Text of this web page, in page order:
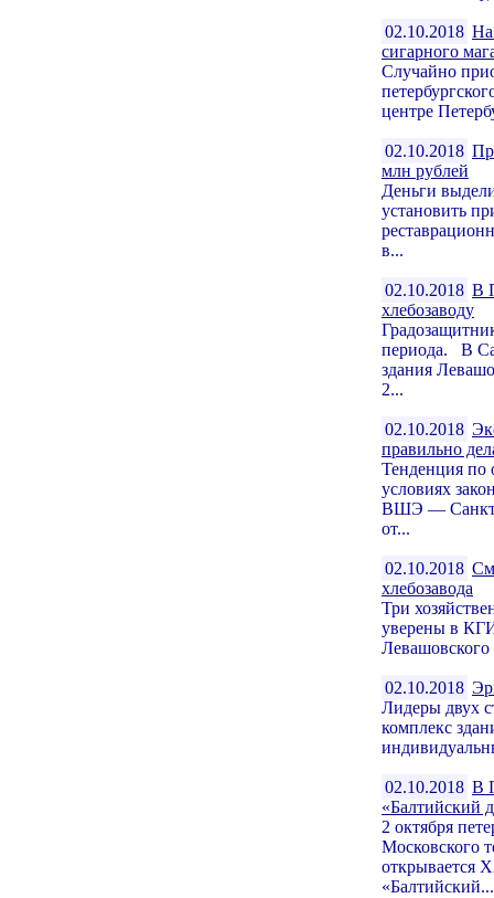
02.10.2018 На
сигарного
Случайно
центре
02.10.2018
млн рублей
Деньги
установить
в...
02.10.2018 В
хлебозаводу
периода. В
здания
2...
02.10.2018
правильно
Тенденция по
условиях
ВШЭ — Санкт-
от...
02.10.2018
хлебозавода
Три
уверены в
Левашовского
02.10.2018
Лидеры двух
комплекс
02.10.2018 В
«Балтийский
2 октября
Московского
открывается
«Балтийский...